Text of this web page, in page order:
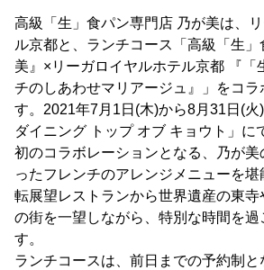
高級「生」食パン専門店 乃が美は、
ル京都と、ランチコース「高級「生
美』×リーガロイヤルホテル京都 『「
チのしあわせマリアージュ』」をコラ
す。2021年7月1日(木)から8月31日(火
ダイニング トップ オブ キョウト」に
初のコラボレーションとなる、乃が
ったフレンチのアレンジメニューを堪
転展望レストランから世界遺産の東
の街を一望しながら、特別な時間を過
す。
ランチコースは、前日までの予約制